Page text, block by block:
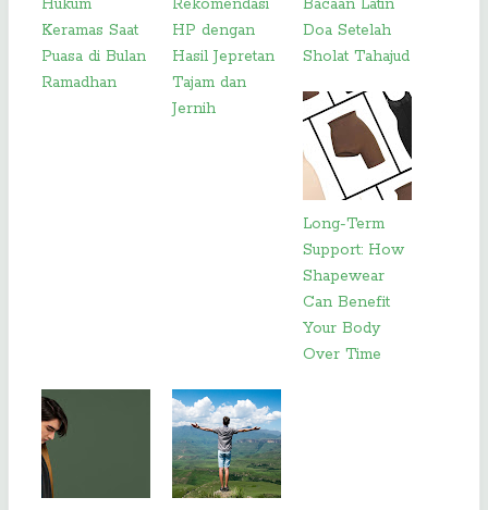
Hukum
Keramas Saat
Puasa di Bulan
Ramadhan
Rekomendasi
HP dengan
Hasil Jepretan
Tajam dan
Jernih
Bacaan Latin
Doa Setelah
Sholat Tahajud
Long-Term
Support: How
Shapewear
Can Benefit
Your Body
Over Time